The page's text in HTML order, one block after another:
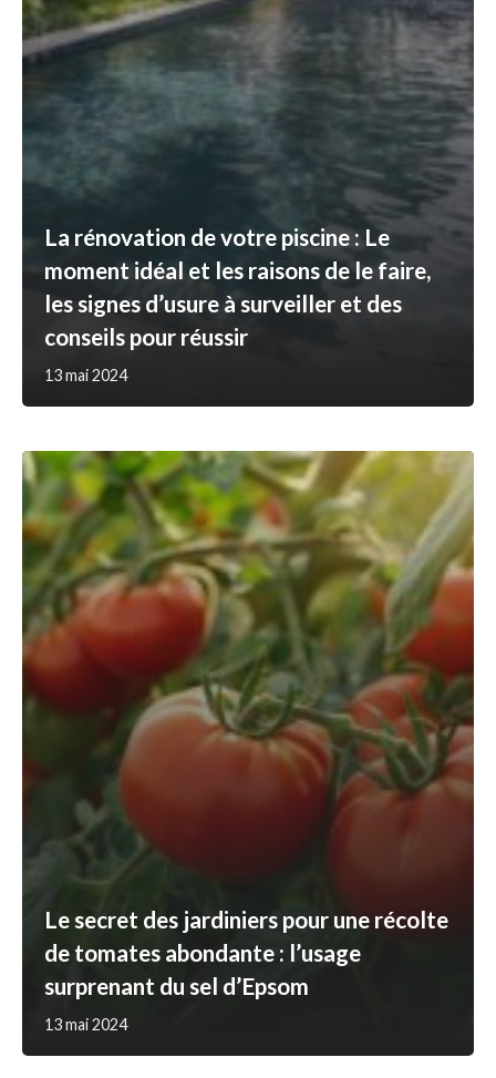
La rénovation de votre piscine : Le
moment idéal et les raisons de le faire,
les signes d’usure à surveiller et des
conseils pour réussir
13 mai 2024
Le secret des jardiniers pour une récolte
de tomates abondante : l’usage
surprenant du sel d’Epsom
13 mai 2024